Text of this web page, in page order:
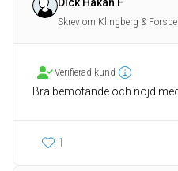
Skrev om Klingberg &
Verifierad kund
Bra bemötande och nöjd
1